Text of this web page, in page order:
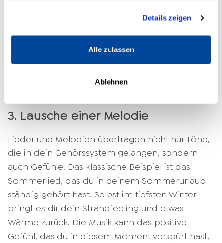
Details zeigen
Alle zulassen
Ablehnen
nicht neben dir sitzt. Dank Video-Anrufen kann
man die andere Person sogar in Echtzeit sehen.
Und da fast jeder permanent ein Smartphone
in greifbarer Nähe hat, ist dies eine der
schnellsten und unkompliziertesten Methoden,
3. Lausche einer Melodie
Lieder und Melodien übertragen nicht nur Töne,
die in dein Gehörssystem gelangen, sondern
auch Gefühle. Das klassische Beispiel ist das
Sommerlied, das du in deinem Sommerurlaub
ständig gehört hast. Selbst im tiefsten Winter
bringt es dir dein Strandfeeling und etwas
Wärme zurück. Die Musik kann das positive
Gefühl, das du in diesem Moment verspürt hast,